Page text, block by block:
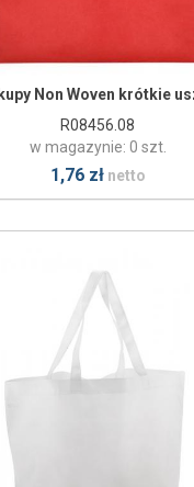
Non Woven krótkie
R08456.08
w magazynie: 0 szt.
1,76 złnetto